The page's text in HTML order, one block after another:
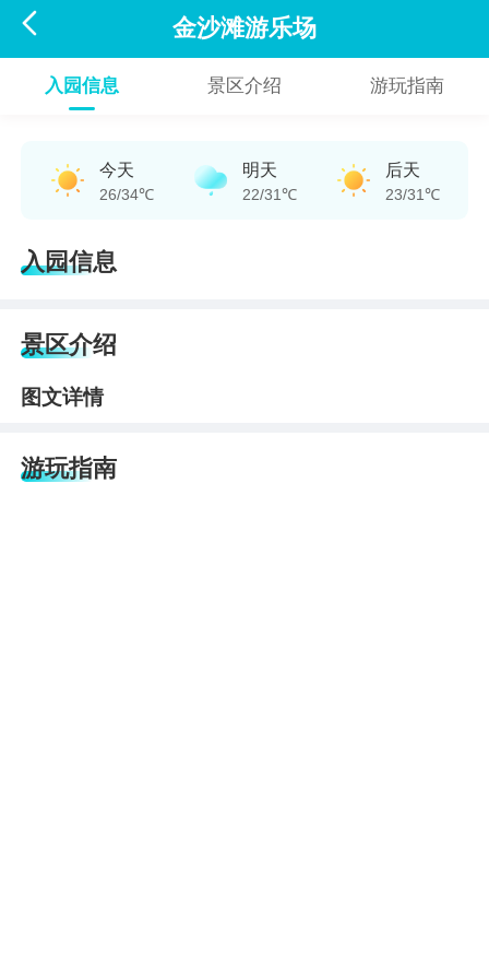
 金沙滩游乐场
入园信息 景区介绍 游玩指南
今天
26/34℃
明天
22/31℃
后天
23/31℃
入园信息
景区介绍
图文详情
游玩指南